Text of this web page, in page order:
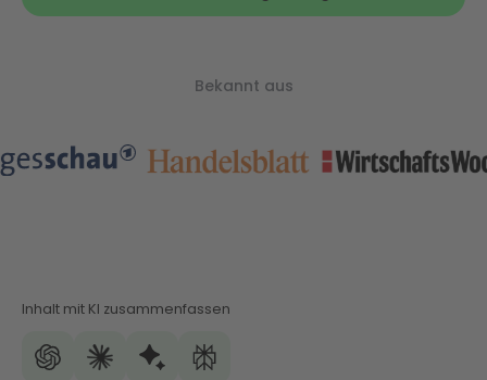
Bekannt aus
Inhalt mit KI zusammenfassen